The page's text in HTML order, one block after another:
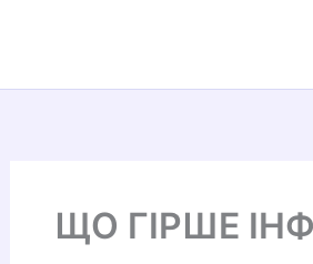
ЩО ГІРШЕ